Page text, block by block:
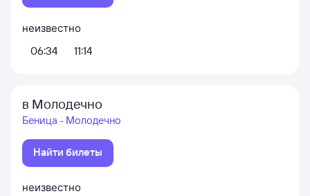
неизвестно
06:34
11:14
в Молодечно
Беница - Молодечно
Найти билеты
неизвестно